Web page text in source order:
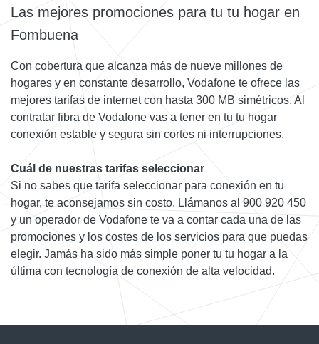
Las mejores promociones para tu tu hogar en
Fombuena
Con cobertura que alcanza más de nueve millones de
hogares y en constante desarrollo, Vodafone te ofrece las
mejores tarifas de internet con hasta 300 MB simétricos. Al
contratar fibra de Vodafone vas a tener en tu tu hogar
conexión estable y segura sin cortes ni interrupciones.
Cuál de nuestras tarifas seleccionar
Si no sabes que tarifa seleccionar para conexión en tu
hogar, te aconsejamos sin costo. Llámanos al 900 920 450
y un operador de Vodafone te va a contar cada una de las
promociones y los costes de los servicios para que puedas
elegir. Jamás ha sido más simple poner tu tu hogar a la
última con tecnología de conexión de alta velocidad.